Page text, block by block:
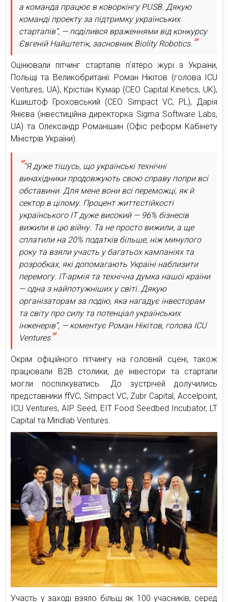
а команда працює в коворкінгу PUSB. Дякую
команді проекту за підтримку українських
стартапів”, — поділився враженнями від конкурсу
Євгеній Найштетік, засновник Biolity Robotics.
Оцінювали пітчинг стартапів пʼятеро журі з України,
Польщі та Великобританії: Роман Нікітов (голова ICU
Ventures, UA), Крістіан Кумар (CEO Capital Kinetics, UK),
Кшиштоф Гроховський (CEO Simpact VC, PL), Дарія
Янієва (інвестиційна директорка Sigma Software Labs,
UA) та Олександр Романішин (Офіс реформ Кабінету
Міністрів України).
“Я дуже тішусь, що українські технічні
винахідники продовжують свою справу попри всі
обставини. Для мене вони всі переможці, як й
сектор в цілому. Процент життєстійкості
українського IT дуже високий — 96% бізнесів
вижили в цю війну. Та не просто вижили, а ще
сплатили на 20% податків більше, ніж минулого
року та взяли участь у багатьох кампаніях та
розробках, які допомагають Україні наблизити
перемогу. IT-армія та технічна думка нашої країни
— одна з найпотужніших у світі. Дякую
організаторам за подію, яка нагадує інвесторам
та світу про силу та потенціал українських
інженерів”, — коментує Роман Нікітов, голова ICU
Ventures
Окрім офіційного пітчингу на головній сцені, також
працювали B2B столики, де інвестори та стартапи
могли поспілкуватись. До зустрічей долучились
представники ffVC, Simpact VC, Zubr Capital, Accelpoint,
ICU Ventures, AIP Seed, EIT Food Seedbed Incubator, LT
Capital та Mindlab Ventures.
Участь у заході взяло більш як 100 учасників, серед